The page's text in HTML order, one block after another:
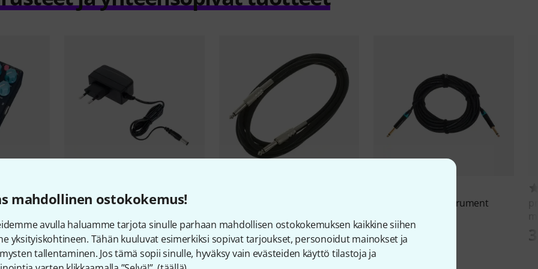
mahdollinen ostokokemus!
avulla haluamme tarjota sinulle parhaan mahdollisen ostokokemuksen kaikkine siihen
yksityiskohtineen. Tähän kuuluvat esimerkiksi sopivat tarjoukset, personoidut mainokset ja
tallentaminen. Jos tämä sopii sinulle, hyväksy vain evästeiden käyttö tilastoja ja
ThomannNT 0910 AC/PSA
11,30 € 3,55 €
70th Instrument
16,90 €